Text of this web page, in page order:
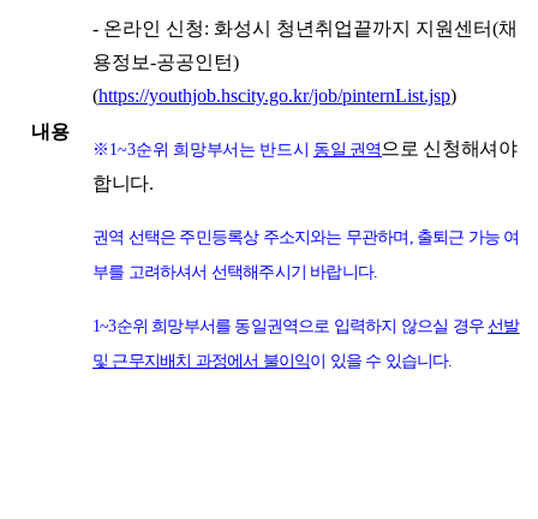
내용
- 온라인 신청: 화성시 청년취업끝까지 지원센터(채
용정보-공공인턴)
(https://youthjob.hscity.go.kr/job/pinternList.jsp)
※1~3순위 희망부서는 반드시 동일 권역 으로 신청해셔야
합니다.
권역 선택은 주민등록상 주소지와는 무관하며, 출퇴근 가능 여
부를 고려하셔서 선택해주시기 바랍니다.
1~3순위 희망부서를 동일권역으로 입력하지 않으실 경우선발
및 근무지배치 과정에서 불이익이 있을 수 있습니다.